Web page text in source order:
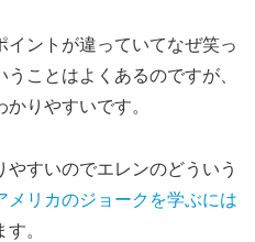
ントが違っていてなぜ笑っ
ことはよくあるのですが、
りやすいです。
すいのでエレンのどういう
メリカのジョークを学ぶには
。